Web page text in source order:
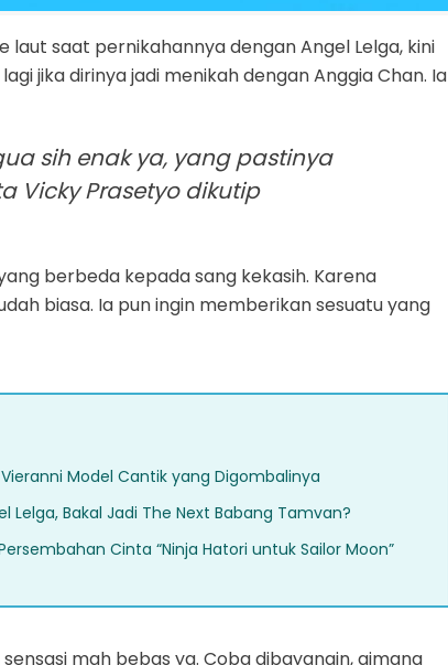
saat pernikahannya dengan Angel Lelga, kini
jika dirinya jadi menikah dengan Anggia Chan. Ia
sih enak ya, yang pastinya
Vicky Prasetyo dikutip
berbeda kepada sang kekasih. Karena
biasa. Ia pun ingin memberikan sesuatu yang
Model Cantik yang Digombalinya
Bakal Jadi The Next Babang Tamvan?
Cinta “Ninja Hatori untuk Sailor Moon”
mah bebas ya. Coba dibayangin, gimana